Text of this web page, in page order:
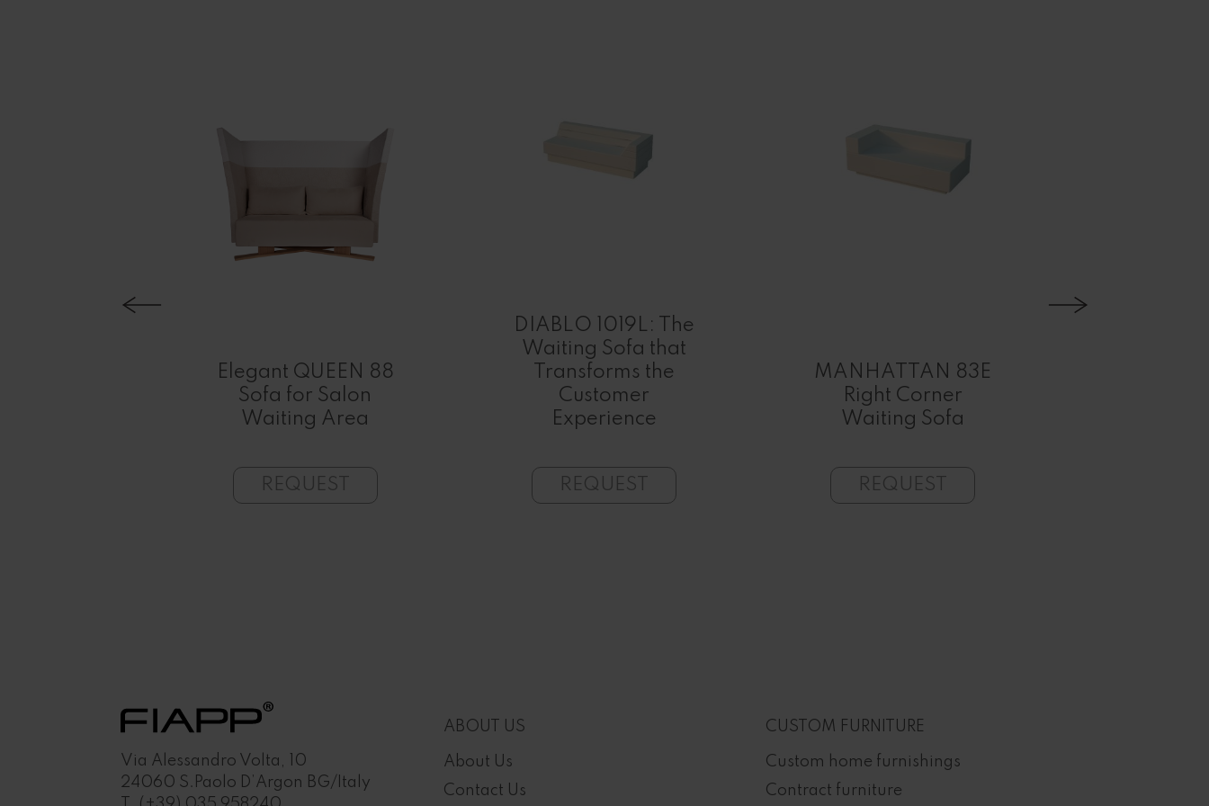
Elegant QUEEN 88
Sofa for Salon
Waiting Area
REQUEST
DIABLO 1019L: The
Waiting Sofa that
Transforms the
Customer
Experience
REQUEST
MANHATTAN 83E
Right Corner
Waiting Sofa
REQUEST
Via Alessandro Volta, 10
24060 S.Paolo D’Argon BG/Italy
ABOUT US
About Us
Contact Us
CUSTOM FURNITURE
Custom home furnishings
Contract furniture